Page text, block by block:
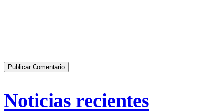
Noticias recientes